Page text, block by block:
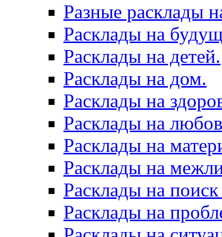
Разные расклады
Расклады на
Расклады на детей.
Расклады на дом.
Расклады на
Расклады на
Расклады на
Расклады на
Расклады на
Расклады на